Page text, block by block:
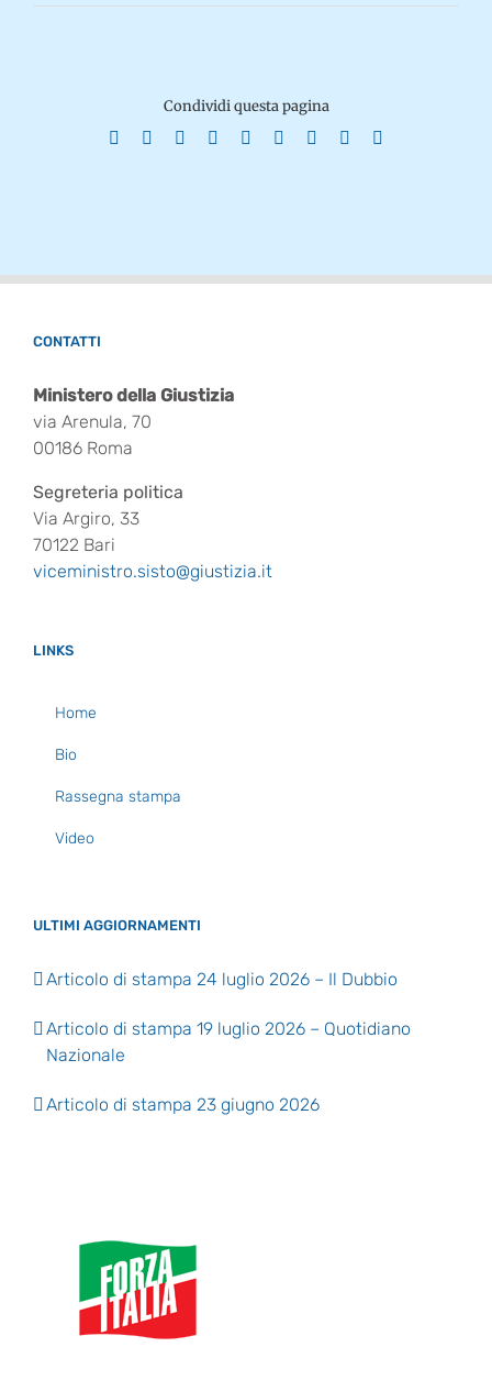
Condividi questa pagina
Facebook Reddit LinkedInWhatsApp
TumblrPinterest
CONTATTI
Ministero della Giustizia
via Arenula, 70
00186 Roma
Segreteria politica
Via Argiro, 33
70122 Bari
viceministro.sisto@giustizia.it
LINKS
Home
Bio
Rassegna stampa
Video
ULTIMI AGGIORNAMENTI
Articolo di stampa 24 luglio 2026 – Il Dubbio
Articolo di stampa 19 luglio 2026 – Quotidiano
Nazionale
Articolo di stampa 23 giugno 2026